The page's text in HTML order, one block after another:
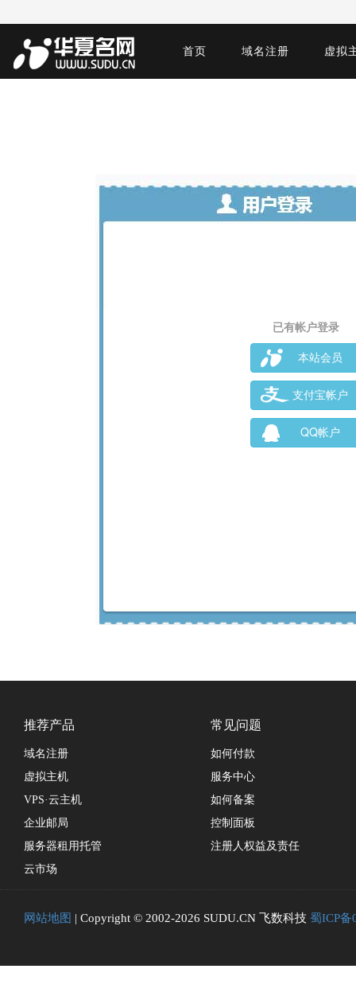
首页 域名注册 虚拟
已有帐户登录
本站会员
支付宝帐户
QQ帐户
推荐产品
域名注册
虚拟主机
VPS·云主机
企业邮局
服务器租用托管
云市场
常见问题
如何付款
服务中心
如何备案
控制面板
注册人权益及责任
网站地图 | Copyright © 2002-2026 SUDU.CN 飞数科技 蜀ICP备